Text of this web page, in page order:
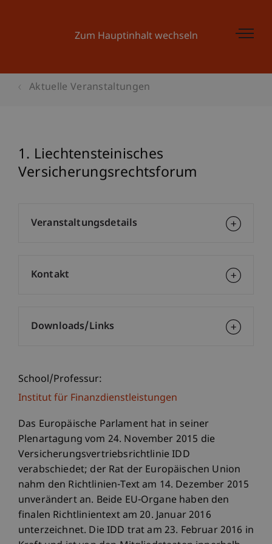
Zum Hauptinhalt wechseln
Aktuelle Veranstaltungen
1. Liechtensteinisches
Versicherungsrechtsforum
School/Professur:
Institut für Finanzdienstleistungen
Das Europäische Parlament hat in seiner
Plenartagung vom 24. November 2015 die
Versicherungsvertriebsrichtlinie IDD
verabschiedet; der Rat der Europäischen Union
nahm den Richtlinien-Text am 14. Dezember 2015
unverändert an. Beide EU-Organe haben den
finalen Richtlinientext am 20. Januar 2016
unterzeichnet. Die IDD trat am 23. Februar 2016 in
Veranstaltungsdetails
Kontakt
Downloads/Links